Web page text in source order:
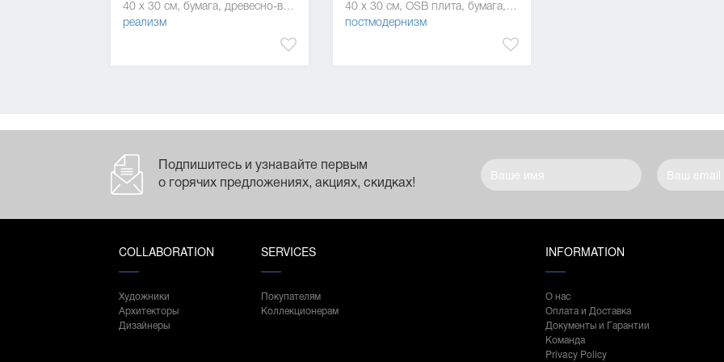
40 x 30 см, бумага, древесно-волокнистая плита (ДВП), бумага, лак, масляная краска
реализм
40 x 30 см, OSB плита, бумага, лак, масляная краска
постмодернизм
Подпишитесь и узнавайте первым
о горячих предложениях, акциях, скидках!
COLLABORATION
Художники
Архитекторы
Дизайнеры
SERVICES
Покупателям
Коллекционерам
INFORMATION
О нас
Оплата и Доставка
Документы и Гарантии
Команда
Privacy Policy